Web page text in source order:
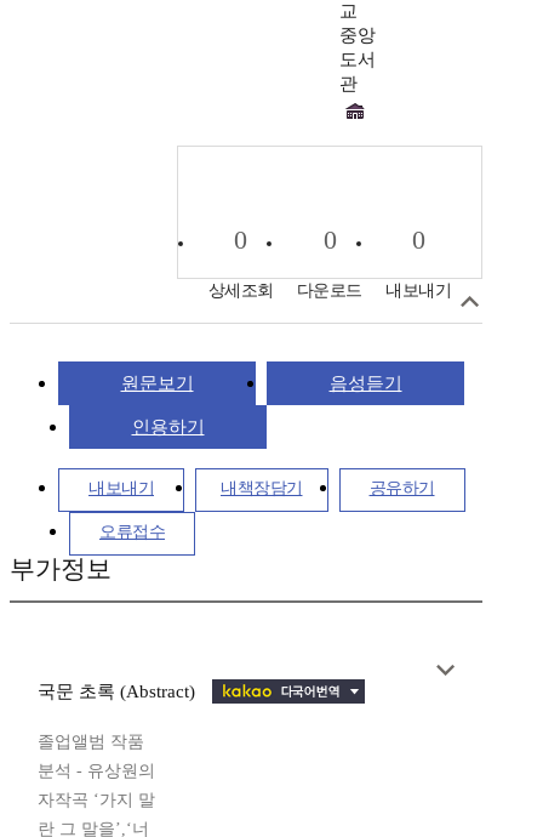
교
중앙
도서
관
0
상세조회
0
다운로드
0
내보내기
원문보기 음성듣기
인용하기
내보내기 내책장담기 공유하기
오류접수
부가정보
국문 초록 (Abstract)
졸업앨범 작품
분석 - 유상원의
자작곡 ‘가지 말
란 그 말을’,‘너